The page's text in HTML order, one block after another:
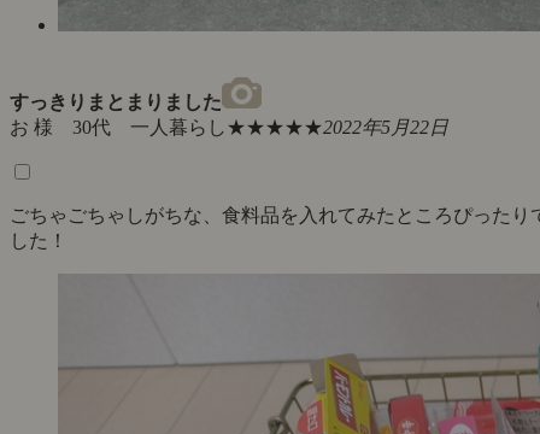
すっきりまとまりました
お 様 30代 一人暮らし★★★★★2022年5月22日
ごちゃごちゃしがちな、食料品を入れてみたところぴったり
した！